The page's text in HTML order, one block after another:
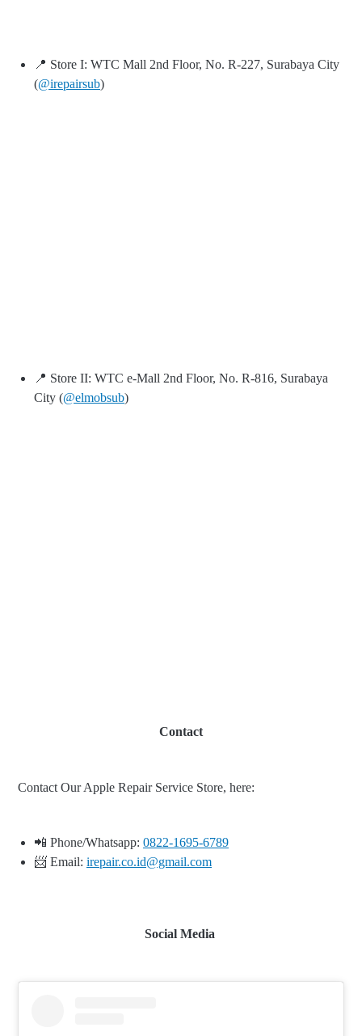
📍 Store I: WTC Mall 2nd Floor, No. R-227, Surabaya City
(@irepairsub)
📍 Store II: WTC e-Mall 2nd Floor, No. R-816, Surabaya
City (@elmobsub)
Contact
Contact Our Apple Repair Service Store, here:
📲 Phone/Whatsapp: 0822-1695-6789
📨 Email: irepair.co.id@gmail.com
Social Media